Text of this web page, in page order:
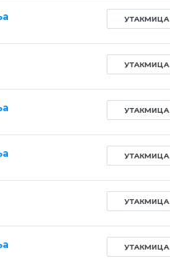
УТАКМИЦА
УТАКМИЦА
УТАКМИЦА
УТАКМИЦА
УТАКМИЦА
УТАКМИЦА